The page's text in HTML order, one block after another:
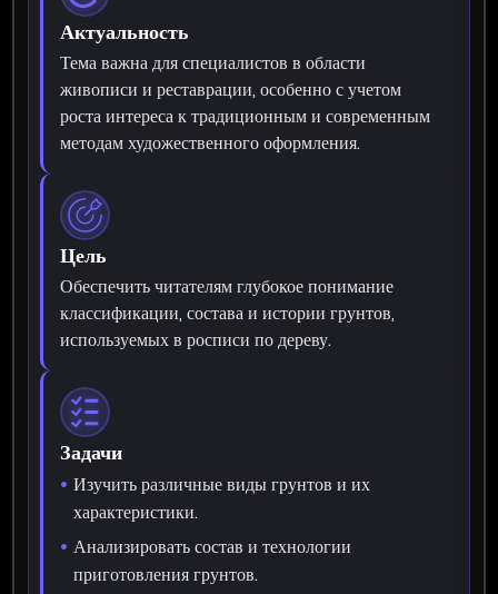
Актуальность
Тема важна для специалистов в области
живописи и реставрации, особенно с учетом
роста интереса к традиционным и современным
методам художественного оформления.
Цель
Обеспечить читателям глубокое понимание
классификации, состава и истории грунтов,
используемых в росписи по дереву.
Задачи
Изучить различные виды грунтов и их
характеристики.
Анализировать состав и технологии
приготовления грунтов.